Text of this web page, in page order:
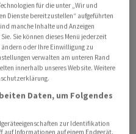
derFundamenta
zudem einen
von 32,1 Millionen
gleich 25 Millionen in die
übertragen. Damit
(CET1-Quote)
für die unter „Wir und
Dienste bereitzustellen“ aufgeführten
manche Inhalte und Anzeigen
Sie können dieses Menü jederzeit
oder Ihre Einwilligung zu
verwalten am unteren Rand
innerhalb unseres Website. Weitere
Daten, um Folgendes
zur Identifikation
auf Informationen auf einem Endgerät.